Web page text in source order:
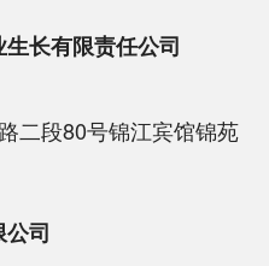
长有限责任公司
二段80号锦江宾馆锦苑
司